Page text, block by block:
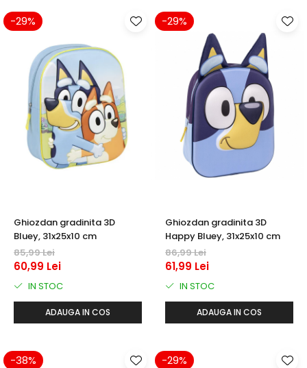
-29%
Ghiozdan gradinita 3D
Bluey, 31x25x10 cm
85,99 Lei
60,99 Lei
IN STOC
ADAUGA IN COS
-29%
Ghiozdan gradinita 3D
Happy Bluey, 31x25x10 cm
86,99 Lei
61,99 Lei
IN STOC
ADAUGA IN COS
-38% -29%